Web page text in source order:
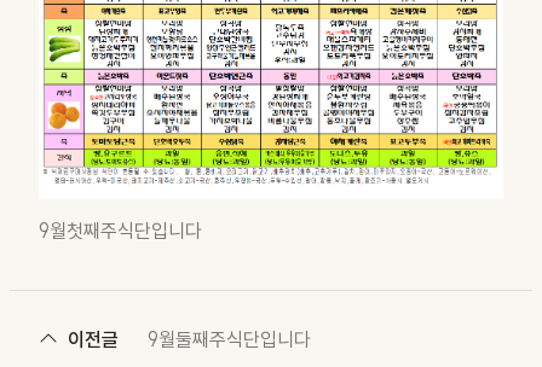
9월첫째주식단입니다
이전글 9월둘째주식단입니다